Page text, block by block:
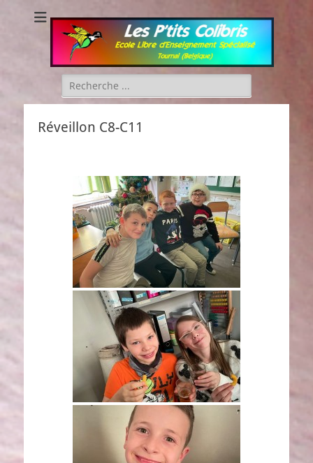
Les P'tits Colibris
Rechercher :
Réveillon C8-C11